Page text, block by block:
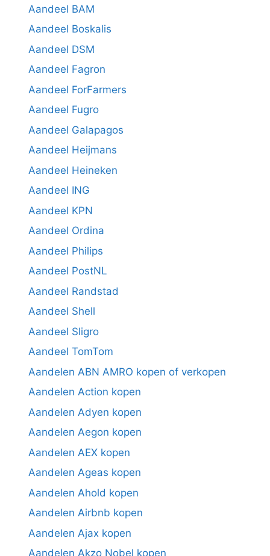
Aandeel BAM
Aandeel Boskalis
Aandeel DSM
Aandeel Fagron
Aandeel ForFarmers
Aandeel Fugro
Aandeel Galapagos
Aandeel Heijmans
Aandeel Heineken
Aandeel ING
Aandeel KPN
Aandeel Ordina
Aandeel Philips
Aandeel PostNL
Aandeel Randstad
Aandeel Shell
Aandeel Sligro
Aandeel TomTom
Aandelen ABN AMRO kopen of verkopen
Aandelen Action kopen
Aandelen Adyen kopen
Aandelen Aegon kopen
Aandelen AEX kopen
Aandelen Ageas kopen
Aandelen Ahold kopen
Aandelen Airbnb kopen
Aandelen Ajax kopen
Aandelen Akzo Nobel kopen